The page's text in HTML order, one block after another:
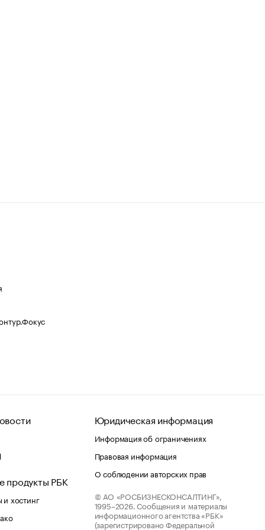
продукты РБК
хостинг
Юридическая информация
Информация об ограничениях
Правовая информация
О соблюдении авторских прав
© АО «РОСБИЗНЕСКОНСАЛТИНГ»,
1995–2026. Сообщения и материалы
информационного агентства «РБК»
(зарегистрировано Федеральной